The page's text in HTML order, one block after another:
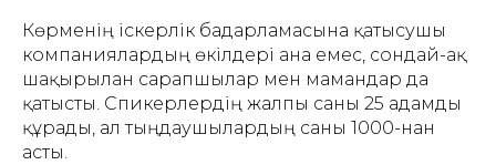
Көрменің іскерлік бағдарламасына қатысушы
компаниялардың өкілдері ғана емес, сондай-ақ
шақырылған сарапшылар мен мамандар да
қатысты. Спикерлердің жалпы саны 25 адамды
құрады, ал тыңдаушылардың саны 1000-нан
асты.